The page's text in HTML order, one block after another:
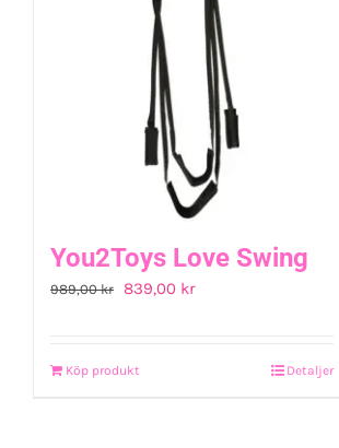
You2Toys Love Swing
989,00kr Det
var:
839,00 krDet
Köp produkt Detaljer